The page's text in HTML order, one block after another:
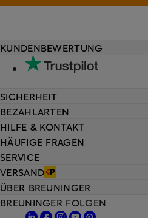
HILFE & KONTAKT
HÄUFIGE FRAGEN
SERVICE
VERSAND
KUNDENBEWERTUNG
SICHERHEIT
BEZAHLARTEN
ÜBER BREUNINGER
BREUNINGER FOLGEN